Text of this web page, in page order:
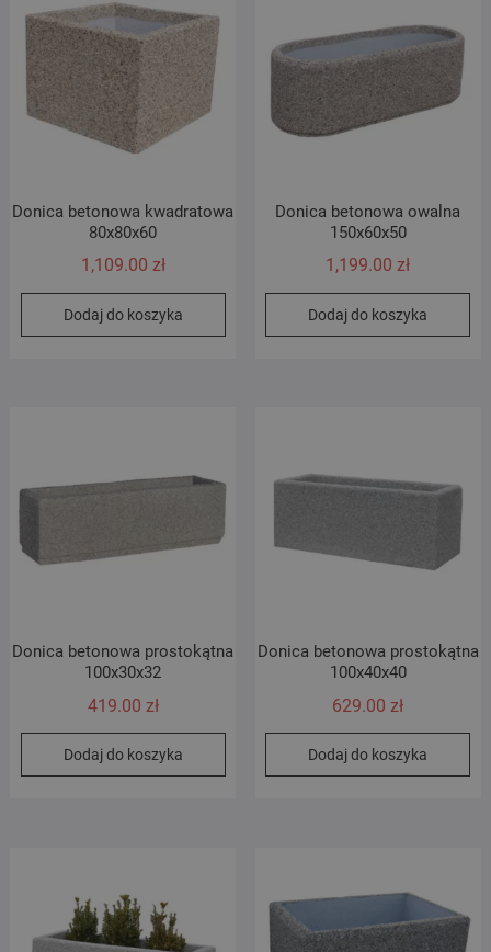
Donica betonowa kwadratowa
80x80x60
1,109.00 zł
Dodaj do koszyka
Donica betonowa owalna
150x60x50
1,199.00zł
Dodaj do koszyka
Donica betonowa prostokątna
100x30x32
419.00 zł
Dodaj do koszyka
Donica betonowa prostokątna
100x40x40
629.00zł
Dodaj do koszyka